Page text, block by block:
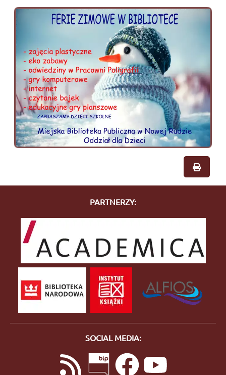
PARTNERZY:
SOCIAL MEDIA: